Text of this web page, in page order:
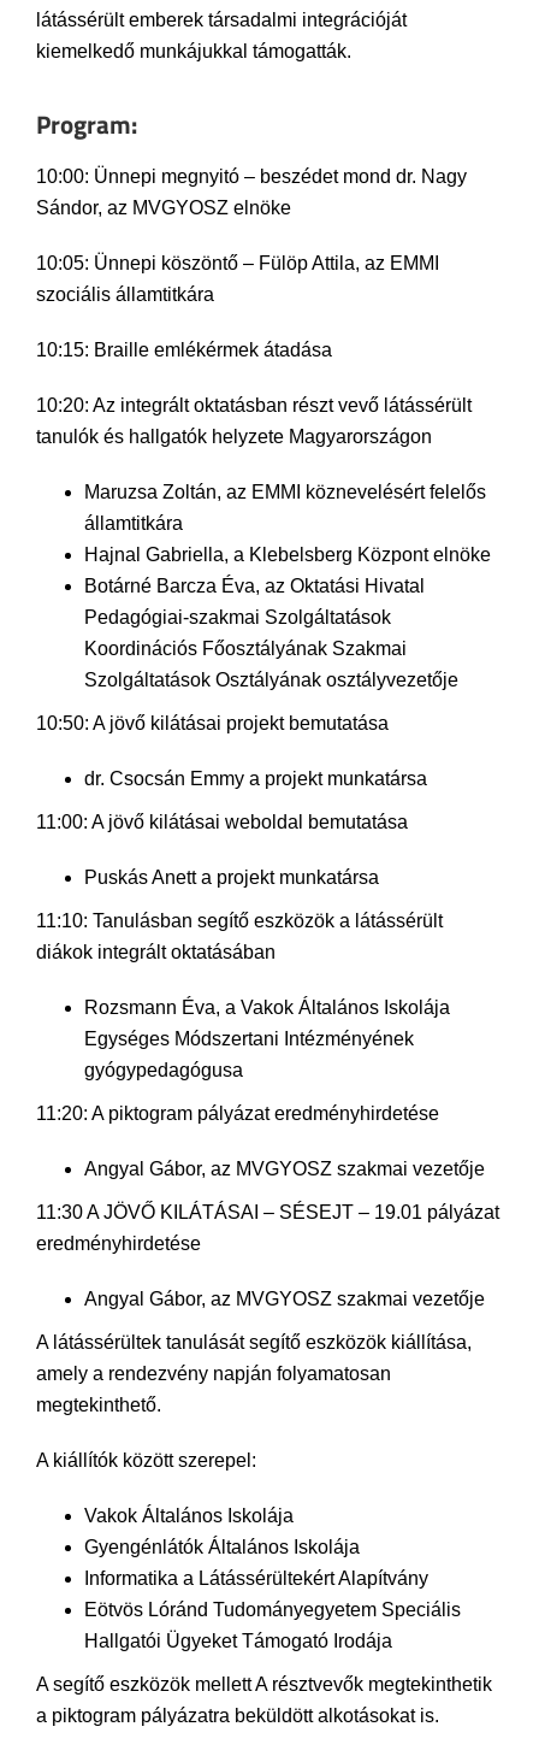
látássérült emberek társadalmi integrációját
kiemelkedő munkájukkal támogatták.
Program:
10:00: Ünnepi megnyitó – beszédet mond dr. Nagy
Sándor, az MVGYOSZ elnöke
10:05: Ünnepi köszöntő – Fülöp Attila, az EMMI
szociális államtitkára
10:15: Braille emlékérmek átadása
10:20: Az integrált oktatásban részt vevő látássérült
tanulók és hallgatók helyzete Magyarországon
Maruzsa Zoltán, az EMMI köznevelésért felelős
államtitkára
Hajnal Gabriella, a Klebelsberg Központ elnöke
Botárné Barcza Éva, az Oktatási Hivatal
Pedagógiai-szakmai Szolgáltatások
Koordinációs Főosztályának Szakmai
Szolgáltatások Osztályának osztályvezetője
10:50: A jövő kilátásai projekt bemutatása
dr. Csocsán Emmy a projekt munkatársa
11:00: A jövő kilátásai weboldal bemutatása
Puskás Anett a projekt munkatársa
11:10: Tanulásban segítő eszközök a látássérült
diákok integrált oktatásában
Rozsmann Éva, a Vakok Általános Iskolája
Egységes Módszertani Intézményének
gyógypedagógusa
11:20: A piktogram pályázat eredményhirdetése
Angyal Gábor, az MVGYOSZ szakmai vezetője
11:30 A JÖVŐ KILÁTÁSAI – SÉSEJT – 19.01 pályázat
eredményhirdetése
Angyal Gábor, az MVGYOSZ szakmai vezetője
A látássérültek tanulását segítő eszközök kiállítása,
amely a rendezvény napján folyamatosan
megtekinthető.
A kiállítók között szerepel:
Vakok Általános Iskolája
Gyengénlátók Általános Iskolája
Informatika a Látássérültekért Alapítvány
Eötvös Lóránd Tudományegyetem Speciális
Hallgatói Ügyeket Támogató Irodája
A segítő eszközök mellett A résztvevők megtekinthetik
a piktogram pályázatra beküldött alkotásokat is.